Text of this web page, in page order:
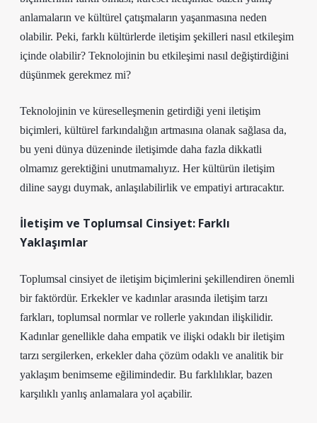
anlamaların ve kültürel çatışmaların yaşanmasına neden
olabilir. Peki, farklı kültürlerde iletişim şekilleri nasıl etkileşim
içinde olabilir? Teknolojinin bu etkileşimi nasıl değiştirdiğini
düşünmek gerekmez mi?
Teknolojinin ve küreselleşmenin getirdiği yeni iletişim
biçimleri, kültürel farkındalığın artmasına olanak sağlasa da,
bu yeni dünya düzeninde iletişimde daha fazla dikkatli
olmamız gerektiğini unutmamalıyız. Her kültürün iletişim
diline saygı duymak, anlaşılabilirlik ve empatiyi artıracaktır.
İletişim ve Toplumsal Cinsiyet: Farklı
Yaklaşımlar
Toplumsal cinsiyet de iletişim biçimlerini şekillendiren önemli
bir faktördür. Erkekler ve kadınlar arasında iletişim tarzı
farkları, toplumsal normlar ve rollerle yakından ilişkilidir.
Kadınlar genellikle daha empatik ve ilişki odaklı bir iletişim
tarzı sergilerken, erkekler daha çözüm odaklı ve analitik bir
yaklaşım benimseme eğilimindedir. Bu farklılıklar, bazen
karşılıklı yanlış anlamalara yol açabilir.